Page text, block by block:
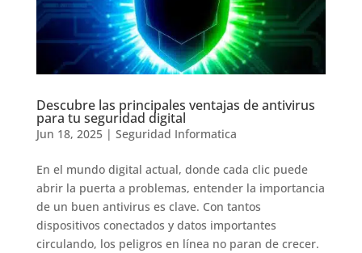
Descubre las principales ventajas de antivirus
para tu seguridad digital
Jun 18, 2025| Seguridad Informatica
En el mundo digital actual, donde cada clic puede
abrir la puerta a problemas, entender la importancia
de un buen antivirus es clave. Con tantos
dispositivos conectados y datos importantes
circulando, los peligros en línea no paran de crecer.